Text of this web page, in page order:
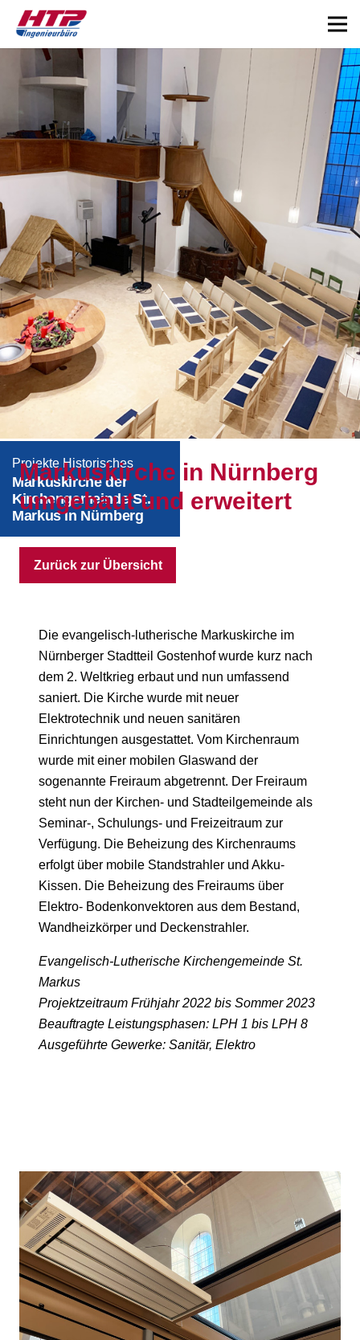
Projekte Historisches
Markuskirche der
Kirchengemeinde St.
Markus in Nürnberg
Markuskirche in Nürnberg
umgebaut und erweitert
Zurück zur Übersicht
Die evangelisch-lutherische Markuskirche im
Nürnberger Stadtteil Gostenhof wurde kurz nach
dem 2. Weltkrieg erbaut und nun umfassend
saniert. Die Kirche wurde mit neuer
Elektrotechnik und neuen sanitären
Einrichtungen ausgestattet. Vom Kirchenraum
wurde mit einer mobilen Glaswand der
sogenannte Freiraum abgetrennt. Der Freiraum
steht nun der Kirchen- und Stadteilgemeinde als
Seminar-, Schulungs- und Freizeitraum zur
Verfügung. Die Beheizung des Kirchenraums
erfolgt über mobile Standstrahler und Akku-
Kissen. Die Beheizung des Freiraums über
Elektro- Bodenkonvektoren aus dem Bestand,
Wandheizkörper und Deckenstrahler.
Evangelisch-Lutherische Kirchengemeinde St.
Markus
Projektzeitraum Frühjahr 2022 bis Sommer 2023
Beauftragte Leistungsphasen: LPH 1 bis LPH 8
Ausgeführte Gewerke: Sanitär, Elektro